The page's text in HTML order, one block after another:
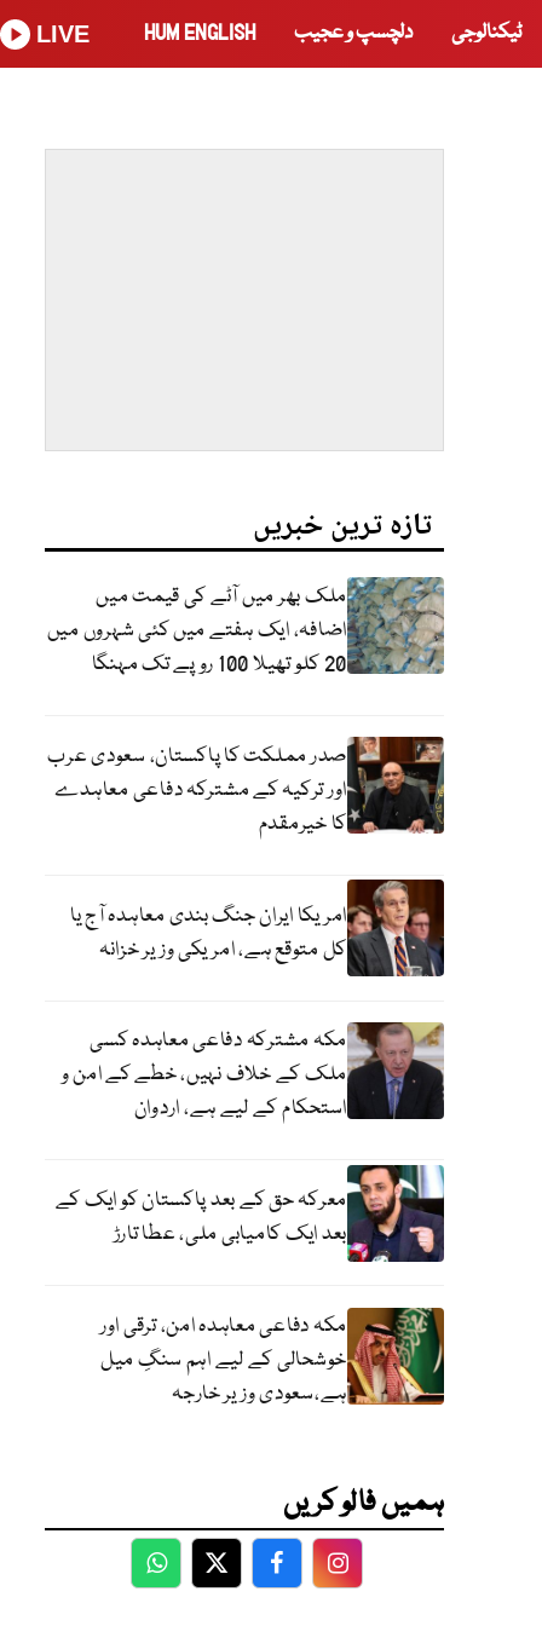
ٹیکنالوجی دلچسپ و عجیب HUM ENGLISH
LIVE
تازہ ترین خبریں
ملک بھر میں آٹے کی قیمت میں
اضافہ، ایک ہفتے میں کئی شہروں میں
20 کلو تھیلا 100 روپے تک مہنگا
صدر مملکت کا پاکستان، سعودی عرب
اور ترکیہ کے مشترکہ دفاعی معاہدے
کا خیرمقدم
امریکا ایران جنگ بندی معاہدہ آج یا
کل متوقع ہے، امریکی وزیر خزانہ
مکہ مشترکہ دفاعی معاہدہ کسی
ملک کے خلاف نہیں، خطے کے امن و
استحکام کے لیے ہے، اردوان
معرکہ حق کے بعد پاکستان کو ایک کے
بعد ایک کامیابی ملی، عطا تارڑ
مکہ دفاعی معاہدہ امن، ترقی اور
خوشحالی کے لیے اہم سنگِ میل
ہے،سعودی وزیر خارجہ
ہمیں فالو کریں
WhatsApp
TwitterFacebookFacebook